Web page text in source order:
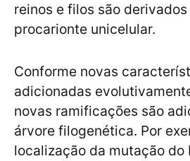
reinos e filos são
procarionte unicelular.
Conforme novas
adicionadas
novas ramificações são
árvore filogenética. Por
localização da mutação do